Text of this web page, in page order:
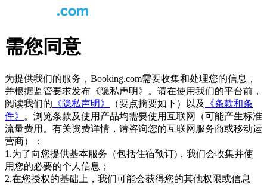
需您同意
为提供我们的服务，Booking.com需要收集和处理您的信息，
并根据监管要求发布《隐私声明》。请在使用我们的平台前，
阅读我们的 《隐私声明》 （要点摘要如下）以及
《条款和条
件》
。浏览条款及使用产品均需要使用互联网（可能产生标准
流量费用。有关资费详情，请咨询您的互联网服务商或移动运
营商）：
1.为了向您提供基本服务（包括住宿预订)，我们会收集并使
用您的必要的个人信息；
2.在您授权的基础上，我们可能会获得您的其他权限或信息